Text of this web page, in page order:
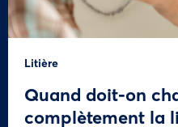
Litière
Quand doit-on
complètement la